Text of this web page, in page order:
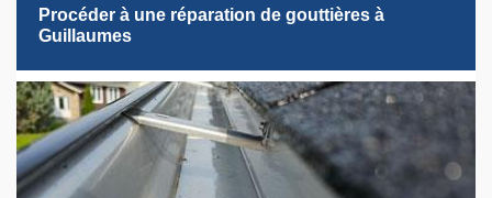
Procéder à une réparation de gouttières à
Guillaumes